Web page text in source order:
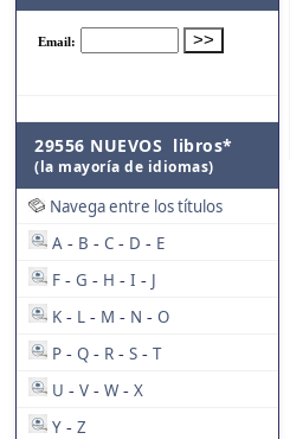
29556 NUEVOS libros*
(la mayoría de idiomas)
Navega entre los títulos
A - B - C - D - E
F - G - H - I - J
K - L - M - N - O
P - Q - R - S - T
U - V - W - X
Y - Z